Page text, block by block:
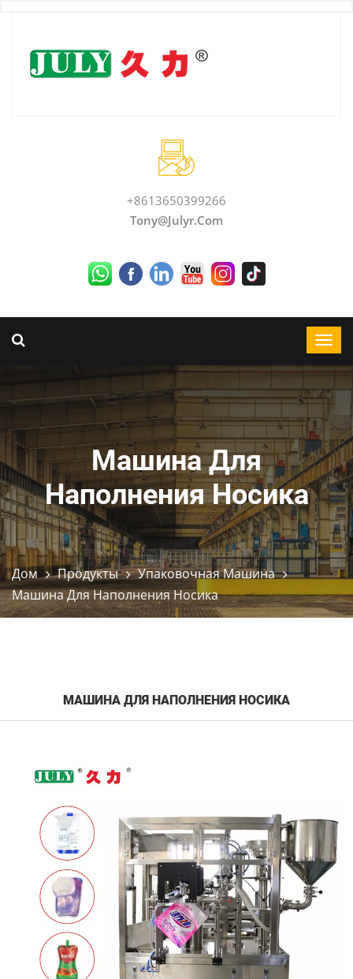
+8613650399266
Tony@julyr.com
Машина Для
Наполнения Носика
Дом Продукты
Упаковочная Машина
Машина Для Наполнения Носика
МАШИНА ДЛЯ НАПОЛНЕНИЯ НОСИКА